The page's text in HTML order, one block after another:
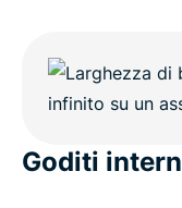
Goditi